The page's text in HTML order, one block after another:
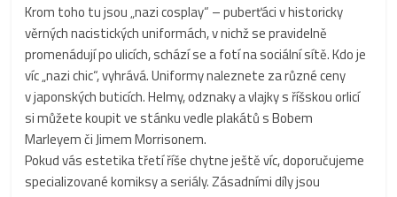
Krom toho tu jsou „nazi cosplay“ – puberťáci v historicky
věrných nacistických uniformách, v nichž se pravidelně
promenádují po ulicích, schází se a fotí na sociální sítě. Kdo je
víc „nazi chic“, vyhrává. Uniformy naleznete za různé ceny
v japonských buticích. Helmy, odznaky a vlajky s říšskou orlicí
si můžete koupit ve stánku vedle plakátů s Bobem
Marleyem či Jimem Morrisonem.
Pokud vás estetika třetí říše chytne ještě víc, doporučujeme
specializované komiksy a seriály. Zásadními díly jsou